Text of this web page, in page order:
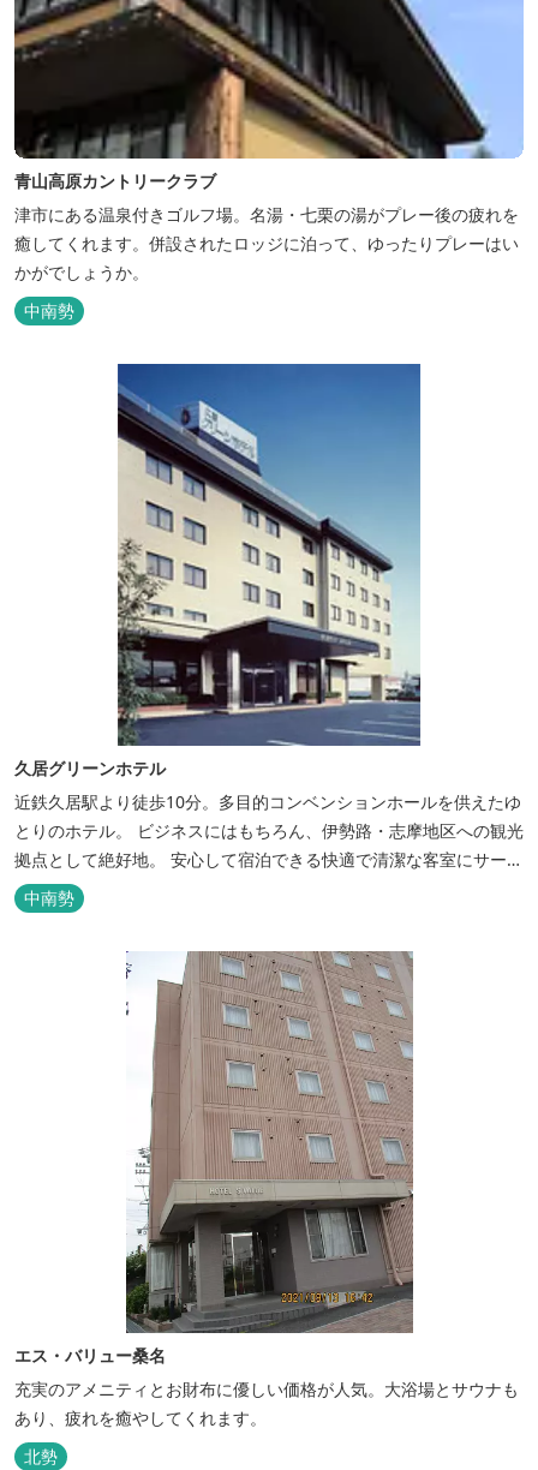
青山高原カントリークラブ
津市にある温泉付きゴルフ場。名湯・七栗の湯がプレー後の疲れを
癒してくれます。併設されたロッジに泊って、ゆったりプレーはい
かがでしょうか。
中南勢
久居グリーンホテル
近鉄久居駅より徒歩10分。多目的コンベンションホールを供えたゆ
とりのホテル。 ビジネスにはもちろん、伊勢路・志摩地区への観光
拠点として絶好地。 安心して宿泊できる快適で清潔な客室にサービ
スも行き届いています。一志・ 嬉野のゴルフ場に至近。
中南勢
エス・バリュー桑名
充実のアメニティとお財布に優しい価格が人気。大浴場とサウナも
あり、疲れを癒やしてくれます。
北勢